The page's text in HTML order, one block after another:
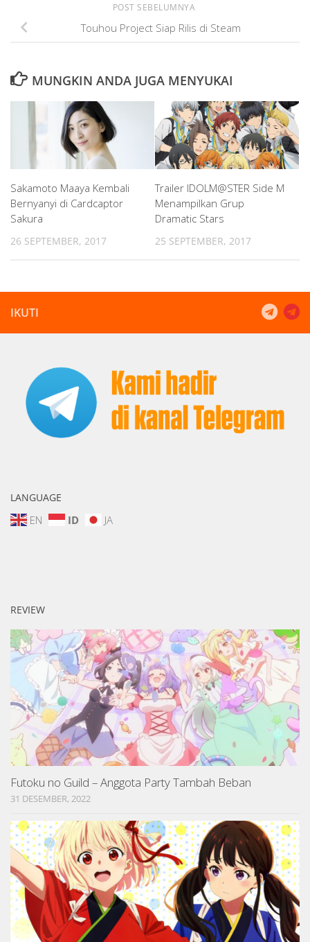
POST SEBELUMNYA
Touhou Project Siap Rilis di Steam
MUNGKIN ANDA JUGA MENYUKAI
Sakamoto Maaya Kembali
Bernyanyi di Cardcaptor
Sakura
26 SEPTEMBER, 2017
Trailer IDOLM@STER Side M
Menampilkan Grup
Dramatic Stars
25 SEPTEMBER, 2017
IKUTI
LANGUAGE
EN ID JA
REVIEW
Futoku no Guild – Anggota Party Tambah Beban
31 DESEMBER, 2022